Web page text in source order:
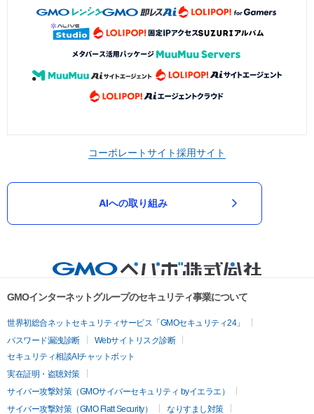
コーポレートサイト採用サイト
AIへの取り組み
GMOインターネットグループのセキュリティ事業について
世界初総合ネットセキュリティサービス「GMOセキュリティ24」
パスワード漏洩診断
Webサイトリスク診断
セキュリティ相談AIチャットボット
実在証明・盗聴対策
サイバー攻撃対策（GMOサイバーセキュリティ byイエラエ）
サイバー攻撃対策（GMO Flatt Security）
なりすまし対策